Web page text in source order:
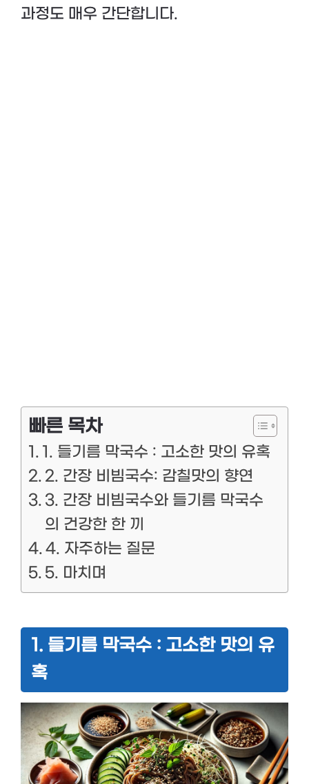
과정도 매우 간단합니다.
빠른 목차
1. 들기름 막국수 : 고소한 맛의 유혹
2. 간장 비빔국수: 감칠맛의 향연
3. 간장 비빔국수와 들기름 막국수
의 건강한 한 끼
4. 자주하는 질문
5. 마치며
1. 들기름 막국수 : 고소한 맛의 유
혹